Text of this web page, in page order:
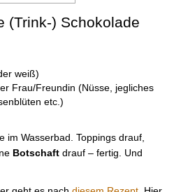
(Trink-) Schokolade
weiß)
Frau/Freundin (Nüsse, jegliches
etc.)
im Wasserbad. Toppings drauf,
Botschaft drauf – fertig. Und